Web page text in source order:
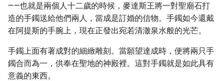
——也就是兩個人十二歲的時候，麥達斯王將一對聖廟石打
造的手鐲送給他們兩人，當成是訂婚的信物。手鐲如今還戴
在阿提斯的手腕上，現在正發出宛若清澈泉水般的光芒。
手鐲上面有著成對的細緻雕刻。當願望達成時，便將兩只手
鐲合而為一，供奉在聖地的神殿裡。這對手鐲就是如此具有
意義的東西。